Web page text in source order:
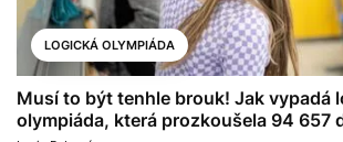
LOGICKÁ OLYMPIÁDA
Musí to být tenhle brouk! Jak vypadá
olympiáda, která prozkoušela 94 657